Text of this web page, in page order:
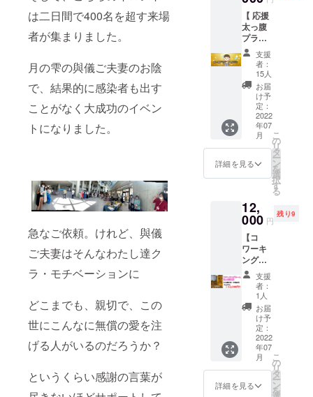
は二日間で400名を超す来場
者が集まりました。
月の雫の與儀ご夫妻のお陰
で、結果的に感染者も出す
ことがなく大成功のイベン
トになりました。
急なご依頼。けれど、與儀
ご夫妻はそんなわたし達ク
ラ・モチベーションに
どこまでも、親切で、この
世にこんなに無償の愛を注
げる人がいるのだろうか？
というくらい感謝の言葉が
えてい
る方。
名古屋
会場
は、
「2022
年10月1
日(土)・
2日(日)
ウィン
クあい
ち」に
て イベ
セミ
ナー・
名度の
ある駅
近くの
会場で
開催。
沖縄会
場は、
現在会
場・日
程を検
討して
おりま
す。
(2023年
2月開催
☆お礼
かの
サービ
スを体
験して
いただ
くのに
最適で
す☆
有効期
限：
10,000
円のチ
ケット
は、
年12月
31日ま
での期
間にな
りま
す。
☆お礼
の手紙
ご支
援をい
ただい
た方に
スタッ
フ一同
がお礼
セージ
22,000
円
⇒8,800
円
【 応援
太っ腹
プラン
】 遠く
てＴＨ
PLace
に来れ
なかっ
たり、
モノは
いらな
いけど
応援を
したい
さる方
向けで
す。 私
たちか
ら心を
込め
て、お
礼のお
手紙を
直筆で
スタッ
フ一同
から書
いてお
送りま
す。
支援
者：
15人
お届
け予
定：
2022
年07
月
詳細を見る
こ
の
リ
タ
ー
ン
を
選
択
す
る
12,
000 円
残り9
【コ
ワーキ
ングス
ペース
3ヶ月利
用券】
1ケ月
12,000
円分で
3ヶ月分
利用可
能で
す。
支援
者：
1人
お届
け予
定：
2022
年07
月
詳細を見る
こ
の
リ
タ
ー
ン
を